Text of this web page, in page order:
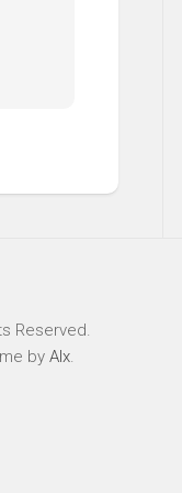
Reserved.
by Alx.